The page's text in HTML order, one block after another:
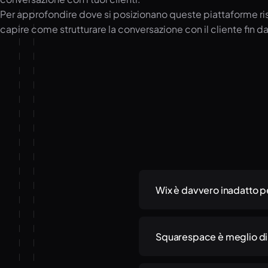
Per approfondire dove si posizionano queste piattaforme
capire come strutturare la conversazione con il cliente fin
Wix è davvero inadatto
una presenza online di
che superano le sue
Squarespace è meglio